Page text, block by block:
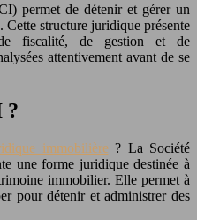
structure juridique présente
fiscalité, de gestion et de
attentivement avant de se
?
immobilière? La Société
une forme juridique destinée à
immobilier. Elle permet à
pour détenir et administrer des